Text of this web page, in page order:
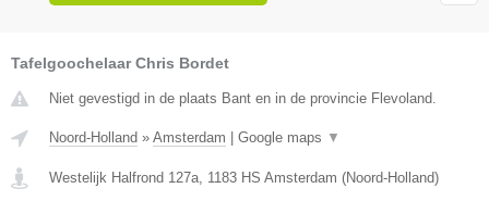
Tafelgoochelaar Chris Bordet
Niet gevestigd in de plaats Bant en in de provincie Flevoland.
Noord-Holland » Amsterdam Google maps ▼
Westelijk Halfrond 127a, 1183 HS Amsterdam (Noord-Holland)